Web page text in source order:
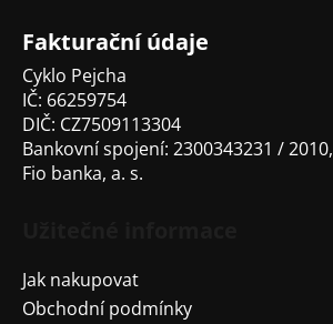
Fakturační údaje
Cyklo Pejcha
IČ: 66259754
DIČ: CZ7509113304
Bankovní spojení: 2300343231 / 2010,
Fio banka, a. s.
Jak nakupovat
Obchodní podmínky